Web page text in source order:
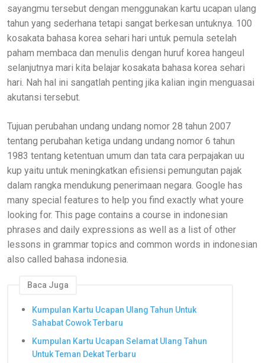
sayangmu tersebut dengan menggunakan kartu ucapan ulang
tahun yang sederhana tetapi sangat berkesan untuknya. 100
kosakata bahasa korea sehari hari untuk pemula setelah
paham membaca dan menulis dengan huruf korea hangeul
selanjutnya mari kita belajar kosakata bahasa korea sehari
hari. Nah hal ini sangatlah penting jika kalian ingin menguasai
akutansi tersebut.
Tujuan perubahan undang undang nomor 28 tahun 2007
tentang perubahan ketiga undang undang nomor 6 tahun
1983 tentang ketentuan umum dan tata cara perpajakan uu
kup yaitu untuk meningkatkan efisiensi pemungutan pajak
dalam rangka mendukung penerimaan negara. Google has
many special features to help you find exactly what youre
looking for. This page contains a course in indonesian
phrases and daily expressions as well as a list of other
lessons in grammar topics and common words in indonesian
also called bahasa indonesia.
Baca Juga
Kumpulan Kartu Ucapan Ulang Tahun Untuk
Sahabat Cowok Terbaru
Kumpulan Kartu Ucapan Selamat Ulang Tahun
Untuk Teman Dekat Terbaru